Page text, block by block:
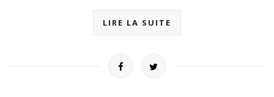
LIRE LA SUITE